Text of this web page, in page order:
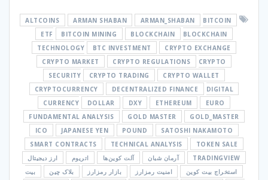
ALTCOINS ARMAN SHABAN ARMAN_SHABAN
BITCOIN
ETF
BITCOIN MINING BLOCKCHAIN
BLOCKCHAIN
TECHNOLOGY
BTC INVESTMENT
CRYPTO EXCHANGE
CRYPTO MARKET
CRYPTO REGULATIONS
CRYPTO
SECURITY
CRYPTO TRADING
CRYPTO WALLET
CRYPTOCURRENCY
DECENTRALIZED FINANCE
DIGITAL
CURRENCY
DOLLAR DXY ETHEREUM
EURO
FUNDAMENTAL ANALYSIS
GOLD MASTER
GOLD_MASTER
ICO
JAPANESE YEN POUND
SATOSHI NAKAMOTO
SMART CONTRACTS
TECHNICAL ANALYSIS
TOKEN SALE
TRADINGVIEW
آرمان شبان آلت کوین‌ها اتریوم
ارز دیجیتال
استخراج بیت کوین
امنیت رمزارز بازار رمزارز بلاک چین
بیت